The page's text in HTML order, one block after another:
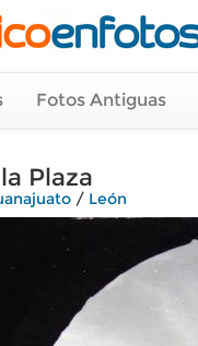
Fotos Antiguas
Plaza
/ León